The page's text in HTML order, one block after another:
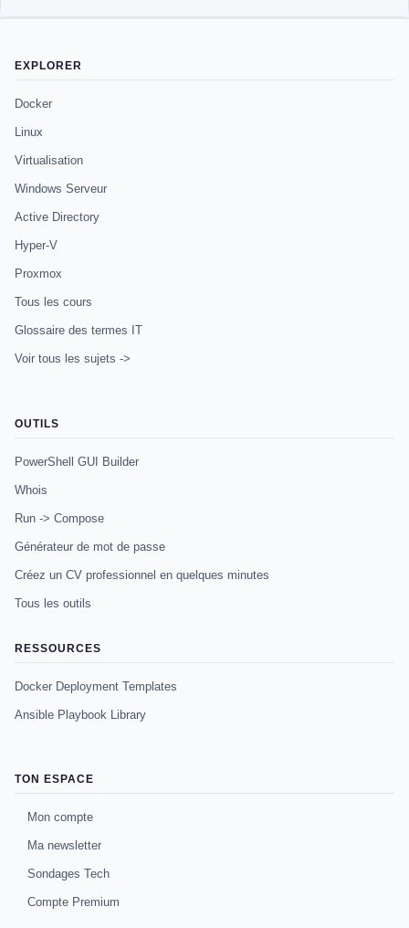
EXPLORER
Docker
Linux
Virtualisation
Windows Serveur
Active Directory
Hyper-V
Proxmox
Tous les cours
Glossaire des termes IT
Voir tous les sujets ->
OUTILS
PowerShell GUI Builder
Whois
Run -> Compose
Générateur de mot de passe
Créez un CV professionnel en quelques minutes
Tous les outils
RESSOURCES
Docker Deployment Templates
Ansible Playbook Library
TON ESPACE
Mon compte
Ma newsletter
Sondages Tech
Compte Premium